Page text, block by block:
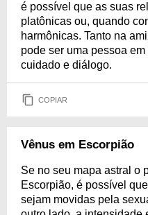
é possível que as suas
platônicas ou, quando
harmônicas. Tanto na
pode ser uma pessoa
cuidado e diálogo.
COPIAR
Vênus em Escorpião
Se no seu mapa astral o
Escorpião, é possível
sejam movidas pela